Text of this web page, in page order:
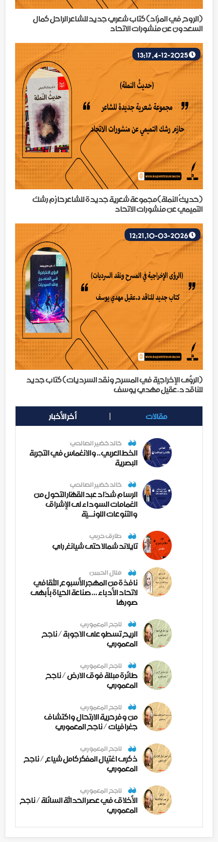
(الروح في المزاد) كتاب شعري جديد للشاعر الراحل كمال
السعدون عن منشورات الاتحاد
(حديثُ النملة)مجموعة شعرية جديدة للشاعر حازم رشك
التميمي عن منشورات الاتحاد
(الرؤى الإخراجية في المسرح ونقد السرديات) كتاب جديد
للناقد د.عقيل مهدي يوسف
مقالات أخر الأخبار
خالد خضير الصالحي
الخط العربي.. والانغماس في التجربة
البصرية
خالد خضير الصالحي
الرسام شدّاد عبد القهّار التحول من
الغمامات السوداء لى الإشراق
والتنوعات اللونــيّة
طارق حربي
تايلاند شمالا حتى شيانغ راي
منال الحسن
نافذة من المهجر الأسبوع الثقافي
لاتحاد الأدباء ... صناعة الحياة بأبهى
صورها
ناجح المعموري
الريح تسطو على الاجوبة / ناجح
المعموري
ناجح المعموري
طائرة مبللة فوق الارض / ناجح
المعموري
ناجح المعموري
من وفر حرية الارتحال واكتشاف
جغرافيات / ناجح المعموري
ناجح المعموري
ذكرى اغتيال المفكر كامل شياع / ناجح
المعموري
ناجح المعموري
الأخلاق في عصر الحداثة السائلة / ناجح
المعموري